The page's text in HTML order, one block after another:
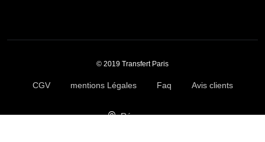
© 2019 Transfert Paris
CGV mentions Légales Faq Avis clients
Réserver